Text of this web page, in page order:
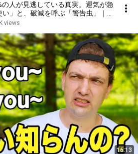
の人が見逃している真実。運気が急
い」と、破滅を呼ぶ「警告虫」｜偉
｜人生哲学｜
views
16:13